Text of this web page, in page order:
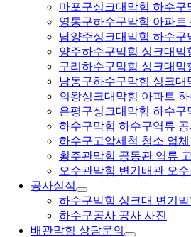
마포구싱크대막힘 하수구
영통구하수구막힘 아파트
남양주싱크대막힘 하수구
양주하수구막힘 싱크대막
구리하수구막힘 싱크대막
남동구하수구막힘 싱크대
의왕싱크대막힘 아파트
은평구싱크대막힘 하수구
하수구막힘 하수구역류 공
하수구고압세척 청소 업체
횡주관막힘 공동관 역류
오수관막힘 변기배관 오
공사실적
하수구막힘 싱크대 변기막
하수구공사 공사 사진
배관막힘 상담문의